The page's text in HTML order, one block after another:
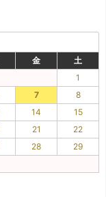
金
土
1
7
8
14
15
21
22
28
29